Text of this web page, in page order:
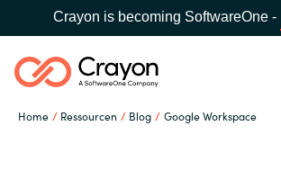
Crayon is becoming SoftwareOne -
Home Ressourcen Blog Google Workspace
Suchen